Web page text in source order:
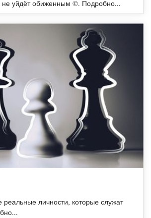
не уйдёт обиженным ©. Подробно...
личности, которые служат